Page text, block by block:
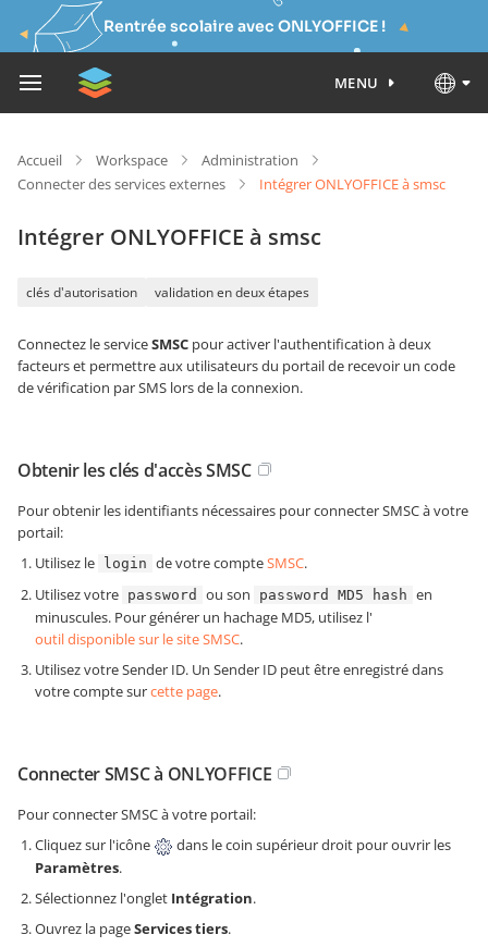
Rentrée scolaire avec ONLYOFFICE !
MENU
Accueil Workspace
Administration
Connecter des services externes
Intégrer ONLYOFFICE à smsc
Intégrer ONLYOFFICE à smsc
clés d'autorisation validation en deux étapes
Connectez le serviceSMSC pour activer l'authentification à deux
facteurs et permettre aux utilisateurs du portail de recevoir un code
de vérification par SMS lors de la connexion.
Obtenir les clés d'accès SMSC
Pour obtenir les identifiants nécessaires pour connecter SMSC à votre
portail:
Utilisez le
login de votre compteSMSC.
Utilisez votre password ou son password MD5 hash en
minuscules. Pour générer un hachage MD5, utilisez l'
outil disponible sur le site SMSC.
Utilisez votre Sender ID. Un Sender ID peut être enregistré dans
votre compte surcette page.
Connecter SMSC à ONLYOFFICE
Pour connecter SMSC à votre portail:
Cliquez sur l'icône
dans le coin supérieur droit pour ouvrir les
Paramètres.
Sélectionnez l'onglet Intégration.
Ouvrez la pageServices tiers.